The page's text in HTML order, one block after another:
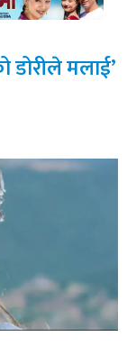
डोरीले मलाई’